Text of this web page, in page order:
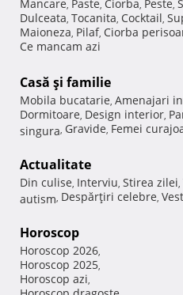
Mancare, Paste, Ciorba, Peste,
Dulceata, Tocanita, Cocktail,
Maioneza, Pilaf, Ciorba
Ce mancam azi
Casă şi familie
Mobila bucatarie, Amenajari
Dormitoare, Design interior,
singura, Gravide, Femei
Actualitate
Din culise, Interviu, Stirea zilei,
autism, Despărţiri celebre,
Horoscop
Horoscop 2026,
Horoscop 2025,
Horoscop azi,